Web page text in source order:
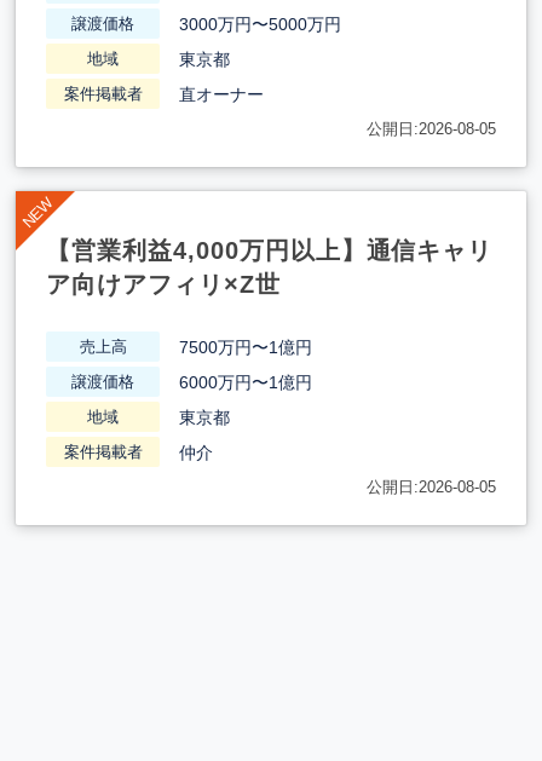
譲渡価格 3000万円〜5000万円
地域 東京都
案件掲載者 直オーナー
公開日:2026-08-05
【営業利益4,000万円以上】通信キャリ
ア向けアフィリ×Z世
売上高 7500万円〜1億円
譲渡価格 6000万円〜1億円
地域 東京都
案件掲載者 仲介
公開日:2026-08-05